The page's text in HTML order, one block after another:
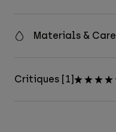
Materials & Care
Critiques [1]